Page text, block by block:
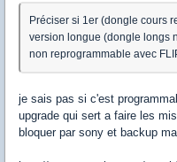
Préciser si 1er (dongle cours
version longue (dongle longs
non reprogrammable avec
je sais pas si c'est
upgrade qui sert a faire les
bloquer par sony et backup